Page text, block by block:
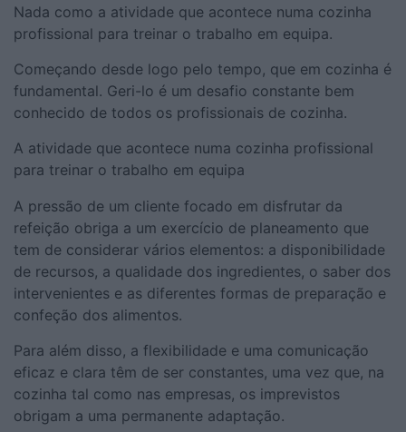
Nada como a atividade que acontece numa cozinha
profissional para treinar o trabalho em equipa.
Começando desde logo pelo tempo, que em cozinha é
fundamental. Geri-lo é um desafio constante bem
conhecido de todos os profissionais de cozinha.
A atividade que acontece numa cozinha profissional
para treinar o trabalho em equipa
A pressão de um cliente focado em disfrutar da
refeição obriga a um exercício de planeamento que
tem de considerar vários elementos: a disponibilidade
de recursos, a qualidade dos ingredientes, o saber dos
intervenientes e as diferentes formas de preparação e
confeção dos alimentos.
Para além disso, a flexibilidade e uma comunicação
eficaz e clara têm de ser constantes, uma vez que, na
cozinha tal como nas empresas, os imprevistos
obrigam a uma permanente adaptação.